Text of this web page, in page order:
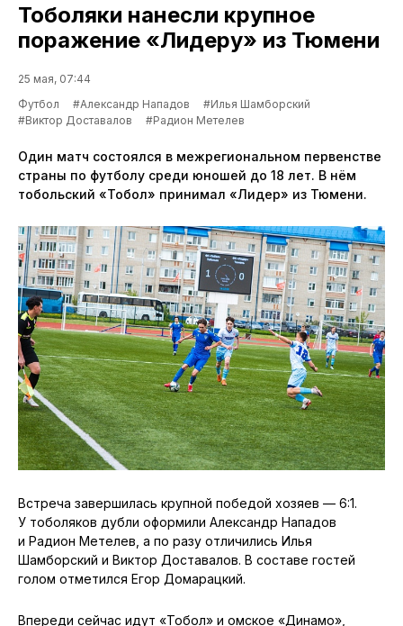
Тоболяки нанесли крупное
поражение «Лидеру» из Тюмени
25 мая, 07:44
Футбол
#Александр Нападов
#Илья Шамборский
#Виктор Доставалов
#Радион Метелев
Один матч состоялся в межрегиональном первенстве
страны по футболу среди юношей до 18 лет. В нём
тобольский «Тобол» принимал «Лидер» из Тюмени.
Встреча завершилась крупной победой хозяев — 6:1.
У тоболяков дубли оформили Александр Нападов
и Радион Метелев, а по разу отличились Илья
Шамборский и Виктор Доставалов. В составе гостей
голом отметился Егор Домарацкий.
Впереди сейчас идут «Тобол» и омское «Динамо»,